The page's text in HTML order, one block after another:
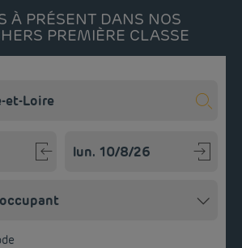
À PRÉSENT DANS NOS
PREMIÈRE CLASSE